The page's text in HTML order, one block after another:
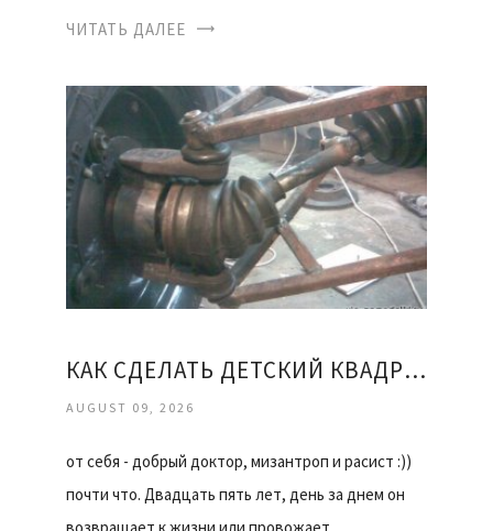
ЧИТАТЬ ДАЛЕЕ
КАК СДЕЛАТЬ ДЕТСКИЙ КВАДРОЦИКЛ СВОИМИ РУКАМИ
AUGUST 09, 2026
от себя - добрый доктор, мизантроп и расист :))
почти что. Двадцать пять лет, день за днем он